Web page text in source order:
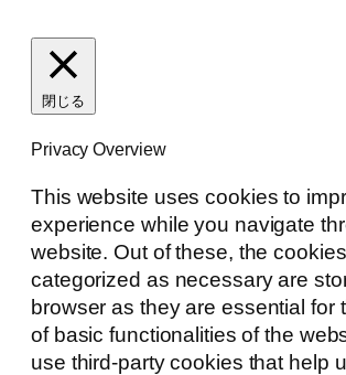
閉じる
Privacy Overview
This website uses cookies to
experience while you navigate
website. Out of these, the
categorized as necessary are
browser as they are essential for
of basic functionalities of the
use third-party cookies that help